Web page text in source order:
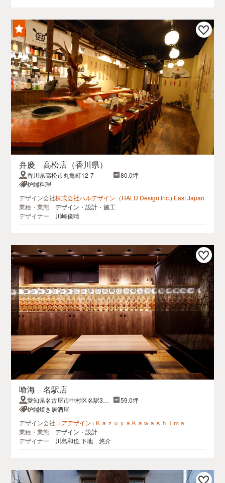
弁慶 高松店（香川県）
香川県高松市丸亀町12-7
80.0坪
炉端料理
デザイン会社株式会社ハルデザイン（HALU Design Inc.) East Japan
業種・業態
デザイン・設計・施工
デザイナー
川崎俊晴
喰海 名駅店
愛知県名古屋市中村区名駅3丁
目
59.0坪
炉端焼き居酒屋
デザイン会社コアデザイン+ＫａｚｕｙａＫａｗａｓｈｉｍａ
業種・業態
デザイン・設計
デザイナー
川島和也 下地 悠介